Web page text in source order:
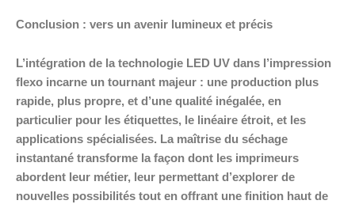
Conclusion : vers un avenir lumineux et précis
L’intégration de la technologie LED UV dans l’impression
flexo incarne un tournant majeur : une production plus
rapide, plus propre, et d’une qualité inégalée, en
particulier pour les étiquettes, le linéaire étroit, et les
applications spécialisées. La maîtrise du séchage
instantané transforme la façon dont les imprimeurs
abordent leur métier, leur permettant d’explorer de
nouvelles possibilités tout en offrant une finition haut de